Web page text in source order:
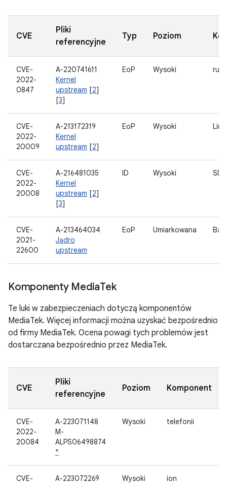
CVE
Pliki
referencyjne
Typ Poziom
CVE-
2022-
0847
A-220741611
Kernel
upstream [2]
[3]
EoP Wysoki rury
CVE-
2022-
20009
A-213172319
Kernel
upstream [2]
EoP Wysoki
CVE-
2022-
20008
A-216481035
Kernel
upstream [2]
[3]
ID Wysoki SD
CVE-
2021-
22600
A-213464034
Jądro
upstream
EoP Umiarkowana
Komponenty MediaTek
Te luki w zabezpieczeniach dotyczą komponentów
MediaTek. Więcej informacji można uzyskać bezpośrednio
od firmy MediaTek. Ocena powagi tych problemów jest
dostarczana bezpośrednio przez MediaTek.
CVE
Pliki
referencyjne
Poziom Komponent
CVE-
2022-
20084
A-223071148
M-
ALPS06498874
*
Wysoki telefonii
CVE-
A-223072269
Wysoki ion